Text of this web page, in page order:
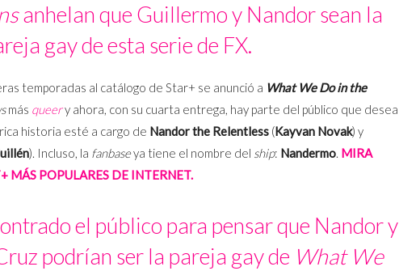
anhelan que Guillermo y Nandor sean la
gay de esta serie de FX.
temporadas al catálogo de Star+ se anunció a What We Do in the
más queery ahora, con su cuarta entrega, hay parte del público que desea
historia esté a cargo de Nandor the Relentless (Kayvan Novak) y
). Incluso, la fanbaseya tiene el nombre del ship: Nandermo. MIRA
MÁS POPULARES DE INTERNET.
el público para pensar que Nandor y
podrían ser la pareja gay de What We